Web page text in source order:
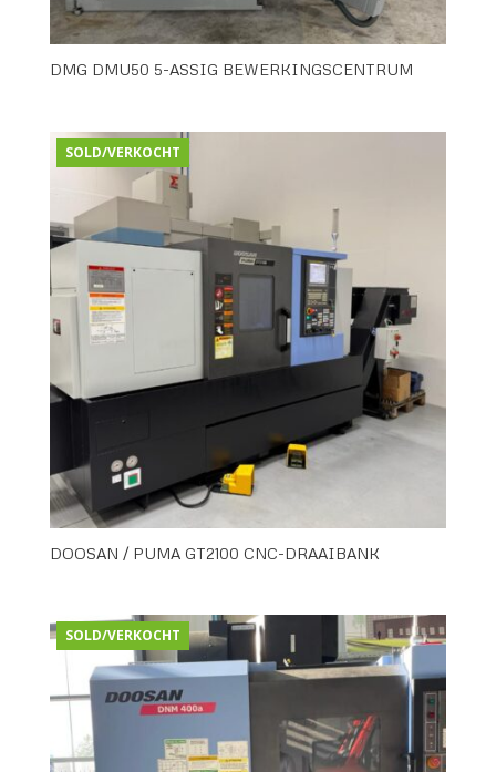
DMG DMU50 5-ASSIG BEWERKINGSCENTRUM
SOLD/VERKOCHT
DOOSAN / PUMA GT2100 CNC-DRAAIBANK
SOLD/VERKOCHT